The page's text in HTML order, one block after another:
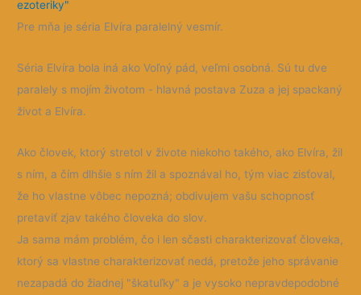
ezoteriky"
Pre mňa je séria Elvíra paralelný vesmír.
Séria Elvíra bola iná ako Voľný pád, veľmi osobná. Sú tu dve
paralely s mojím životom - hlavná postava Zuza a jej spackaný
život a Elvíra.
Ako človek, ktorý stretol v živote niekoho takého, ako Elvíra, žil
s ním, a čím dlhšie s ním žil a spoznával ho, tým viac zisťoval,
že ho vlastne vôbec nepozná; obdivujem vašu schopnosť
pretaviť zjav takého človeka do slov.
Ja sama mám problém, čo i len sčasti charakterizovať človeka,
ktorý sa vlastne charakterizovať nedá, pretože jeho správanie
nezapadá do žiadnej "škatuľky" a je vysoko nepravdepodobné